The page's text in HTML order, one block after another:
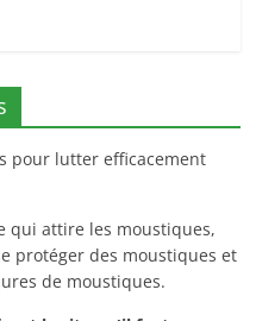
pour lutter efficacement
qui attire les moustiques,
protéger des moustiques et
de moustiques.